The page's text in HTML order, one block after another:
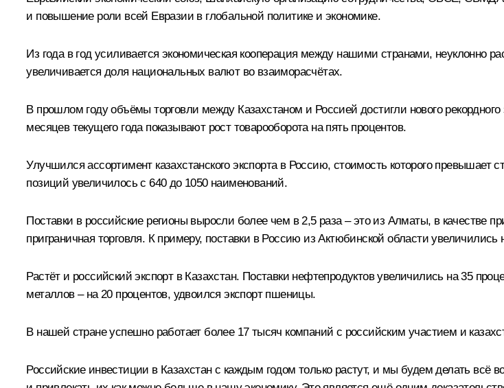
и повышение роли всей Евразии в глобальной политике и экономике.
Из года в год усиливается экономическая кооперация между нашими странами, неуклонно
увеличивается доля национальных валют во взаиморасчётах.
В прошлом году объёмы торговли между Казахстаном и Россией достигли нового
месяцев текущего года показывают рост товарооборота на пять процентов.
Улучшился ассортимент казахстанского экспорта в Россию, стоимость которого
позиций увеличилось с 640 до 1050 наименований.
Поставки в российские регионы выросли более чем в 2,5 раза – это из Алматы, в качестве
приграничная торговля. К примеру, поставки в Россию из Актюбинской области
Растёт и российский экспорт в Казахстан. Поставки нефтепродуктов увеличились на 35
металлов – на 20 процентов, удвоился экспорт пшеницы.
В нашей стране успешно работает более 17 тысяч компаний с российским участием и
Российские инвестиции в Казахстан с каждым годом только растут, и мы будем делать всё